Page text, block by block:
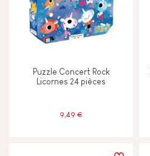
Puzzle Concert Rock
Licornes 24 pièces
9,49 €